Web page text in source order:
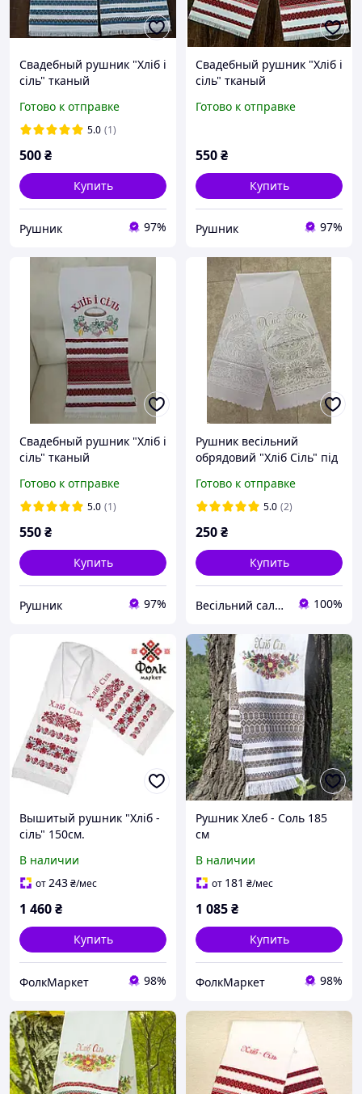
Свадебный рушник "Хліб і
сіль" тканый
Готово к отправке
5.0 (1)
500₴
Купить
Рушник 97%
Свадебный рушник "Хліб і
сіль" тканый
Готово к отправке
550₴
Купить
Рушник 97%
Свадебный рушник "Хліб і
сіль" тканый
Готово к отправке
5.0 (1)
550₴
Купить
Рушник 97%
Рушник весільний
обрядовий "Хліб Сіль" під
напиленням
Готово к отправке
5.0 (2)
250₴
Купить
Весільний салон «Ніколь» 100%
Вышитый рушник "Хліб -
сіль" 150см.
В наличии
от243₴/мес
1 460₴
Купить
ФолкМаркет 98%
Рушник Хлеб - Соль 185
см
В наличии
от 181 ₴/мес
1 085₴
Купить
ФолкМаркет 98%